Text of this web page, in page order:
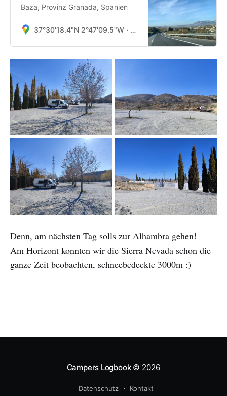
Baza, Provinz Granada, Spanien
37°30'18.4"N 2°47'09.5"W · Baza, Provinz Granada, Spanien
Denn, am nächsten Tag solls zur Alhambra gehen!
Am Horizont konnten wir die Sierra Nevada schon die
ganze Zeit beobachten, schneebedeckte 3000m :)
Campers Logbook© 2026
Datenschutz Kontakt